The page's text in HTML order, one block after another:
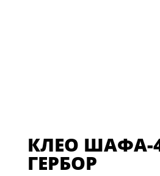
КЛЕО ШАФА-
ГЕРБОР